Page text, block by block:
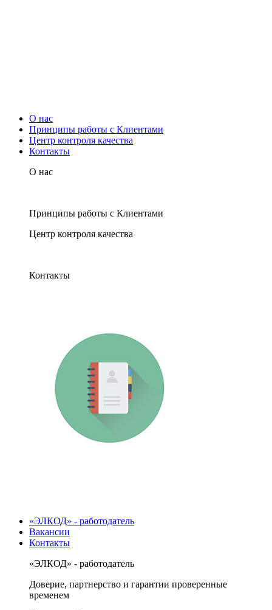
О нас
Принципы работы с Клиентами
Центр контроля качества
Контакты
О нас
Принципы работы с Клиентами
Центр контроля качества
Контакты
«ЭЛКОД» - работодатель
Вакансии
Контакты
«ЭЛКОД» - работодатель
Доверие, партнерство и гарантии проверенные
временем